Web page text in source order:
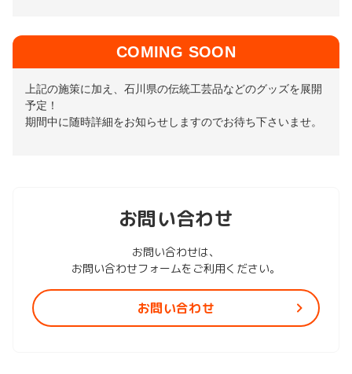
COMING SOON
上記の施策に加え、石川県の伝統工芸品などのグッズを展開
予定！
期間中に随時詳細をお知らせしますのでお待ち下さいませ。
お問い合わせ
お問い合わせは、
お問い合わせフォームをご利用ください。
お問い合わせ